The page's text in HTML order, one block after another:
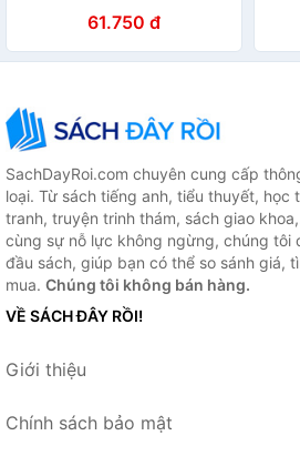
61.750 đ
SachDayRoi.com chuyên cung cấp
loại. Từ sách tiếng anh, tiểu thuyết, học
tranh, truyện trinh thám, sách giao
cùng sự nỗ lực không ngừng, chúng tôi
đầu sách, giúp bạn có thể so sánh giá,
mua. Chúng tôi không bán hàng.
VỀ SÁCH ĐÂY RỒI!
Giới thiệu
Chính sách bảo mật